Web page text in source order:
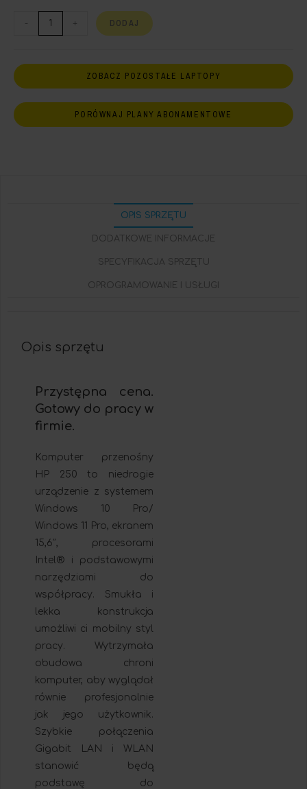
- + DODAJ
ZOBACZ POZOSTAŁE LAPTOPY
PORÓWNAJ PLANY ABONAMENTOWE
OPIS SPRZĘTU
DODATKOWE INFORMACJE
SPECYFIKACJA SPRZĘTU
OPROGRAMOWANIE I USŁUGI
Opis sprzętu
Przystępna cena.
Gotowy do pracy w
firmie.
Komputer przenośny
HP 250 to niedrogie
urządzenie z systemem
Windows 10 Pro/
Windows 11 Pro, ekranem
15,6″, procesorami
Intel® i podstawowymi
narzędziami do
współpracy. Smukła i
lekka konstrukcja
umożliwi ci mobilny styl
pracy. Wytrzymała
obudowa chroni
komputer, aby wyglądał
równie profesjonalnie
jak jego użytkownik.
Szybkie połączenia
Gigabit LAN i WLAN
stanowić będą
podstawę do